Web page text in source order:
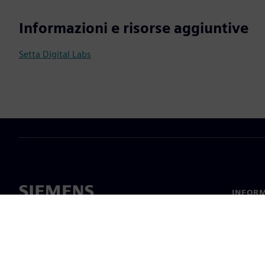
Informazioni e risorse aggiuntive
Setta Digital Labs